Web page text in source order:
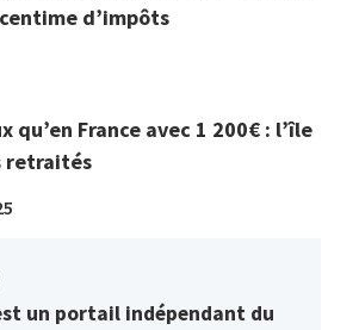
d’impôts
qu’en France avec 1 200€ : l’île
retraités
un portail indépendant du